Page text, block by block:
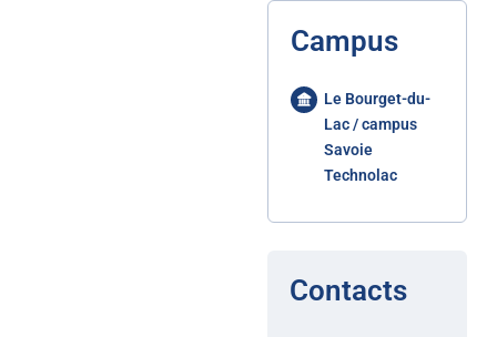
Campus
Le Bourget-du-
Lac / campus
Savoie
Technolac
Contacts